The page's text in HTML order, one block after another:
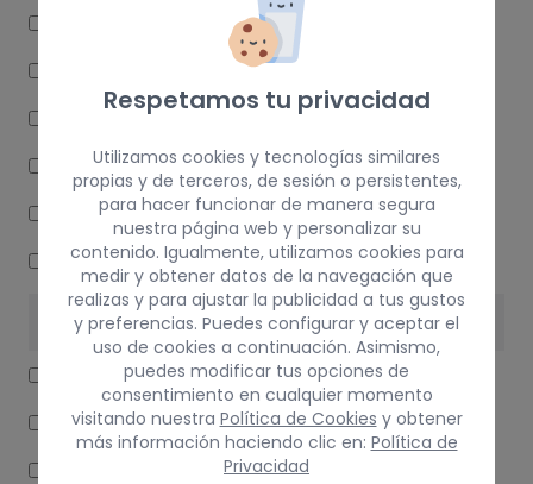
MANDO INTERMITENTES
ANILLO AIRBAG
CAJA RELES / FUSIBLES
MOTOR LIMPIA DELANTERO
POTENCIOMETRO PEDAL
INTERIOR
GUANTERA
ESPEJO
CINTURON SEGURIDAD DELANTERO DERECHO
Respetamos tu privacidad
Utilizamos cookies y tecnologías similares
propias y de terceros, de sesión o persistentes,
para hacer funcionar de manera segura
nuestra página web y personalizar su
contenido. Igualmente, utilizamos cookies para
medir y obtener datos de la navegación que
realizas y para ajustar la publicidad a tus gustos
y preferencias. Puedes configurar y aceptar el
uso de cookies a continuación. Asimismo,
puedes modificar tus opciones de
consentimiento en cualquier momento
visitando nuestra Política de Cookies y obtener
más información haciendo clic en: Política de
Privacidad